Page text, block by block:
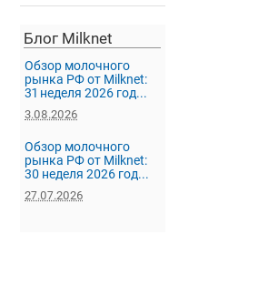
Блог Milknet
Обзор молочного
рынка РФ от Milknet:
31 неделя 2026 год...
3.08.2026
Обзор молочного
рынка РФ от Milknet:
30 неделя 2026 год...
27.07.2026